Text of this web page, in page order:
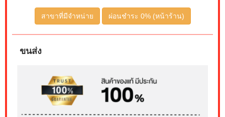
สาขาที่มีจำหน่าย ผ่อนชำระ 0% (หน้าร้าน)
ขนส่ง